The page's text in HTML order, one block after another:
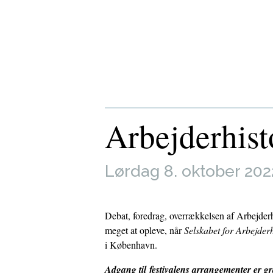
Lørdag 8. oktober
Debat, foredrag, overrækkelsen af
meget at opleve, nårSelskabet for
i København.
Adgang til festivalens arrangementer er